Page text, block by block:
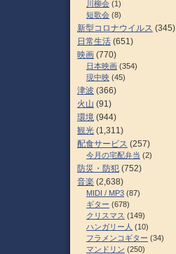
川柳会 (1)
短歌会 (8)
新型コロナウイルス (345)
日常生活 (651)
映画 (770)
日本映画 (354)
現中映 (45)
津波 (366)
火山 (91)
環境 (944)
観光 (1,311)
配食サービス (257)
今月の宅配弁当 (2)
防災・防犯 (752)
音楽 (2,638)
MIDI / MP3 (87)
ギター (678)
クリスマス (149)
ハンガリー人 (10)
フラメンコギター (34)
マンドリン (250)